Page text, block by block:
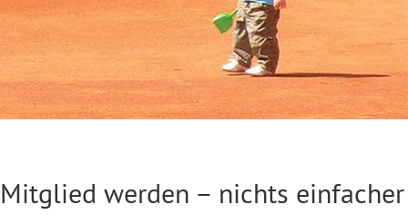
NEWS
Mitglied werden – nichts einfacher